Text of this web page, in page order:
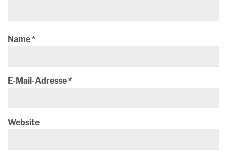
Name*
E-Mail-Adresse*
Website